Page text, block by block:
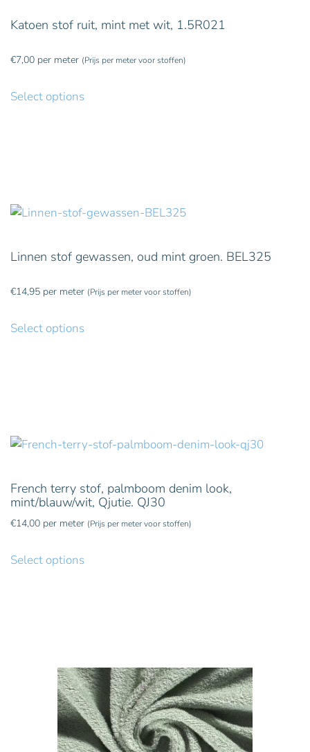
Katoen stof ruit, mint met wit, 1.5R021
€7,00 per meter (Prijs per meter voor stoffen)
Select options
Linnen stof gewassen, oud mint groen. BEL325
€14,95 per meter (Prijs per meter voor stoffen)
Select options
French terry stof, palmboom denim look,
mint/blauw/wit, Qjutie. QJ30
€14,00 per meter (Prijs per meter voor stoffen)
Select options